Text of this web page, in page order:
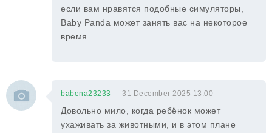
если вам нравятся подобные симуляторы,
Baby Panda может занять вас на некоторое
время.
babena23233 31 December 2025 13:00
Довольно мило, когда ребёнок может
ухаживать за животными, и в этом плане